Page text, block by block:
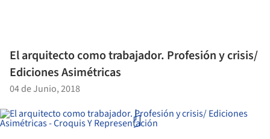
El arquitecto como trabajador. Profesión y crisis/
Ediciones Asimétricas
04 de Junio, 2018